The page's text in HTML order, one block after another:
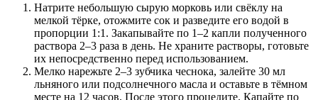
Натрите небольшую сырую морковь или свёклу на
мелкой тёрке, отожмите сок и разведите его водой в
пропорции 1:1. Закапывайте по 1–2 капли полученного
раствора 2–3 раза в день. Не храните растворы, готовьте
их непосредственно перед использованием.
Мелко нарежьте 2–3 зубчика чеснока, залейте 30 мл
льняного или подсолнечного масла и оставьте в тёмном
месте на 12 часов. После этого процедите. Капайте по